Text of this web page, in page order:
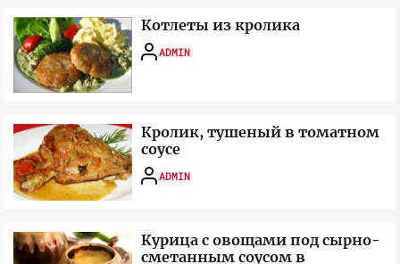
Котлеты из кролика
ADMIN
Кролик, тушеный в томатном
соусе
ADMIN
Курица с овощами под сырно-
сметанным соусом в